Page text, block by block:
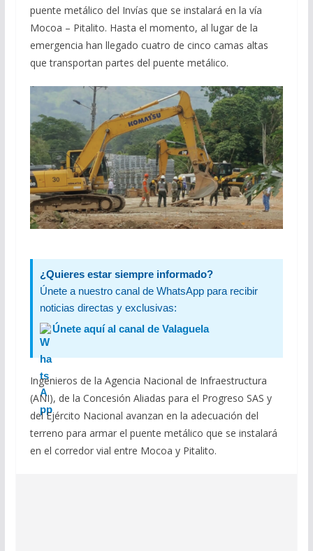
puente metálico del Invías que se instalará en la vía
Mocoa – Pitalito. Hasta el momento, al lugar de la
emergencia han llegado cuatro de cinco camas altas
que transportan partes del puente metálico.
¿Quieres estar siempre informado?
Únete a nuestro canal de WhatsApp para recibir
noticias directas y exclusivas:
Únete aquí al canal de Valaguela
Ingenieros de la Agencia Nacional de Infraestructura
(ANI), de la Concesión Aliadas para el Progreso SAS y
del Ejército Nacional avanzan en la adecuación del
terreno para armar el puente metálico que se instalará
en el corredor vial entre Mocoa y Pitalito.